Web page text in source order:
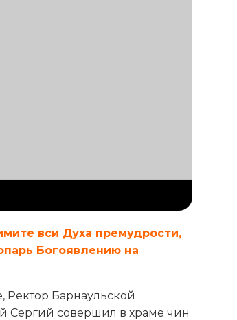
вси Духа премудрости,
Богоявлению на
Ректор Барнаульской
Сергий совершил в храме чин